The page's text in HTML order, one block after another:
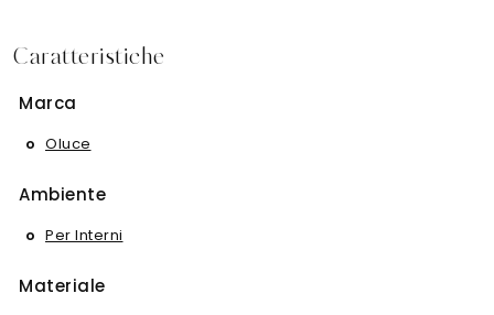
Caratteristiche
Marca
Oluce
Ambiente
Per Interni
Materiale